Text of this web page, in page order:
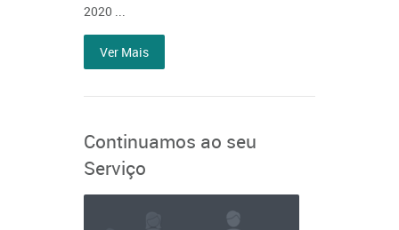
2020 ...
Ver Mais
Continuamos ao seu
Serviço